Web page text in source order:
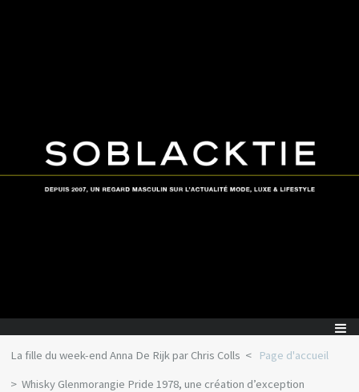
La fille du week-end Anna De Rijk par Chris Colls
Page d'accueil
Whisky Glenmorangie Pride 1978, une création d’exception